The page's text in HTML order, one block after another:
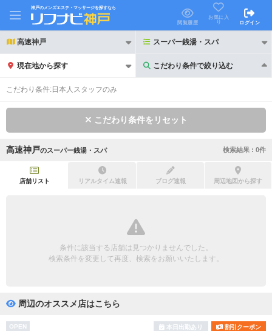
神戸のメンズエステ・マッサージを探すなら
閲覧履歴
お気に入
り
ログイン
高速神戸 スーパー銭湯・スパ
現在地から探す こだわり条件で絞り込む
こだわり条件で絞り込む
初回割引あり リピーター割引あり
団体様歓迎
ペアルームあり
フットバスあり 岩盤浴あり
こだわり条件: 日本人スタッフのみ
こだわり条件をリセット
高速神戸のスーパー銭湯・スパ 検索結果 : 0件
店舗リスト リアルタイム速報 ブログ速報 周辺地図から探す
条件に該当する店舗は見つかりませんでした。
検索条件を変更して再度、検索をお願いいたします。
周辺のオススメ店はこちら
OPEN 本日出勤あり 割引クーポン